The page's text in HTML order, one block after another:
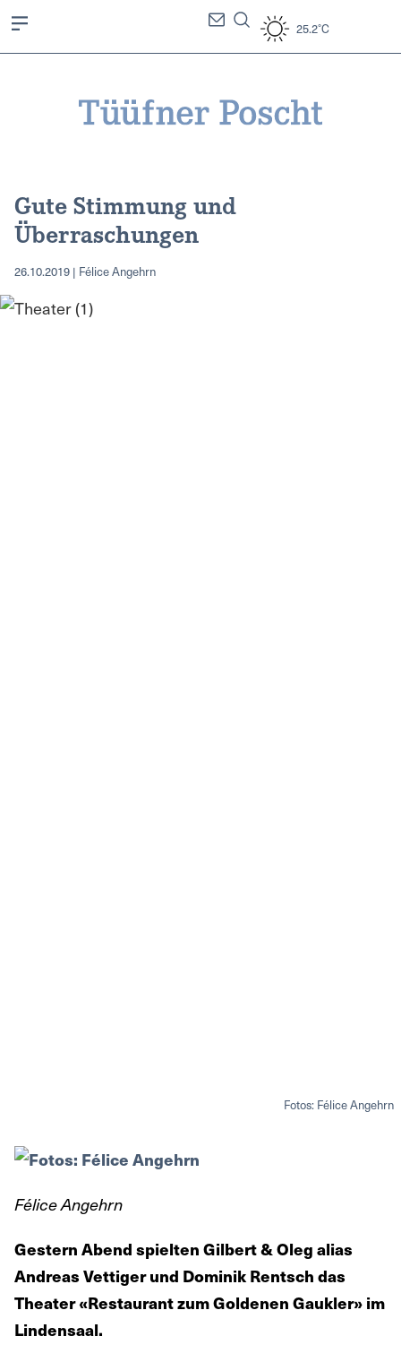
25.2°C
Gute Stimmung und
Überraschungen
26.10.2019 | Félice Angehrn
Fotos: Félice Angehrn
Félice Angehrn
Gestern Abend spielten Gilbert & Oleg alias
Andreas Vettiger und Dominik Rentsch das
Theater «Restaurant zum Goldenen Gaukler» im
Lindensaal.